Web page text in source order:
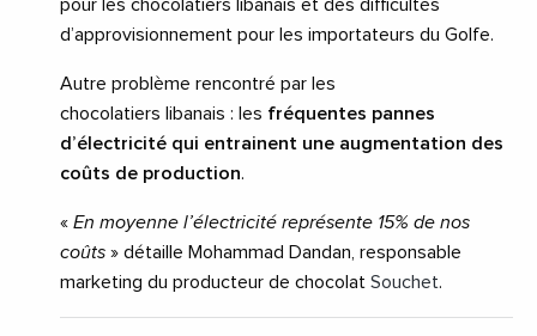
pour les chocolatiers libanais et des difficultés
d’approvisionnement pour les importateurs du Golfe.
Autre problème rencontré par les
chocolatiers libanais : les fréquentes pannes
d’électricité qui entrainent une augmentation des
coûts de production.
« En moyenne l’électricité représente 15% de nos
coûts » détaille Mohammad Dandan, responsable
marketing du producteur de chocolat Souchet.